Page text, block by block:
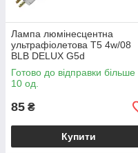
Лампа люмінесцентна
ультрафіолетова T5 4w/08
BLB DELUX G5d
Готово до відправки більше
10 од.
85 ₴
Купити